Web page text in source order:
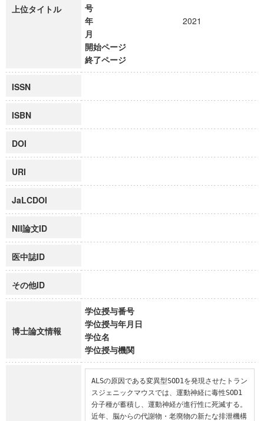
上位タイトル
号
年
2021
月
開始ページ
終了ページ
ISSN
ISBN
DOI
URI
JaLCDOI
NII論文ID
医中誌ID
その他ID
博士論文情報
学位授与番号
学位授与年月日
学位名
学位授与機関
ALSの原因である変異型SOD1を発現させたトラン
スジェニックマウスでは、運動神経に毒性SOD1
分子種が蓄積し、運動神経が進行性に死滅する。
近年、脳からの代謝物・老廃物の新たな排泄機構